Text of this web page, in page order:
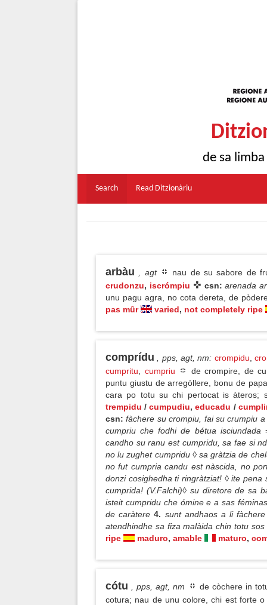
de sa
Search Read Ditzionàriu
arbàu , agt
nau de su sabore de
crudonzu, iscrómpiu csn: arenada
unu pagu agra, no cota dereta, de
pas mûr
varied, not completely ripe
comprídu , pps, agt, nm: crompidu ,
cumpritu
cumpriu
de crompire, de
puntu giustu de arregòllere, bonu de
cara po totu su chi pertocat is àteros;
trempidu / cumpudiu,educadu /
csn: fàchere su crompiu, fai su crumpiu
cumpriu che fodhi de bétua isciundada
candho su ranu est cumpridu, sa fae si
no lu zughet cumpridu ◊ sa gràtzia de
no fut cumpria candu est nàscida, no
donzi cosighedha ti ringràtziat! ◊ ite
cumprida! (V.Falchi)◊ su diretore de sa
isteit cumpridu che ómine e a sas
de caràtere4. sunt andhaos a li
atendhindhe sa fiza malàida chin totu
ripe
maduro, amable maturo,
cótu , pps, agt, nm
de còchere in
cotura; nau de unu colore, chi est forte